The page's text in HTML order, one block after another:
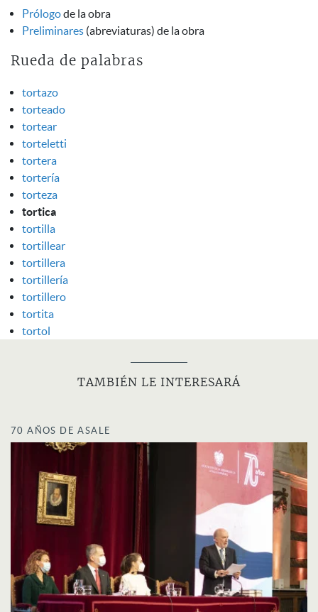
Prólogode la obra
Preliminares (abreviaturas) de la obra
Rueda de palabras
tortazo
torteado
tortear
torteletti
tortera
tortería
torteza
tortica
tortilla
tortillear
tortillera
tortillería
tortillero
tortita
tortol
TAMBIÉN LE INTERESARÁ
70 AÑOS DE ASALE